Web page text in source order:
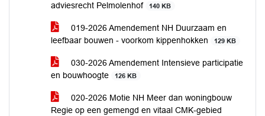
adviesrecht Pelmolenhof
140 KB
019-2026 Amendement NH Duurzaam en
leefbaar bouwen - voorkom kippenhokken
129 KB
030-2026 Amendement Intensieve participatie
en bouwhoogte
126 KB
020-2026 Motie NH Meer dan woningbouw
Regie op een gemengd en vitaal CMK-gebied